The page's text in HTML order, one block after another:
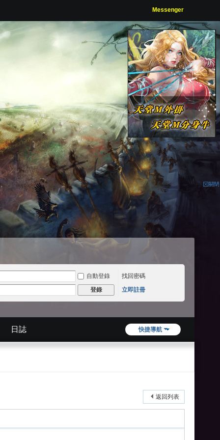
Messenger
自動登錄 找回密碼
登錄 立即註冊
快捷導航
日誌
返回列表